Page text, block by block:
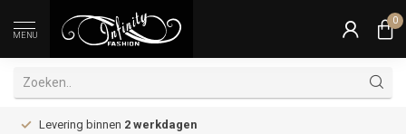
MENU
0
Levering binnen 2 werkdagen